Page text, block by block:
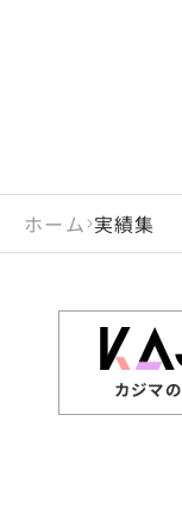
ホーム 実績集
カジマの